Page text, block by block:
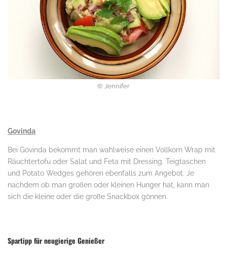
© Jennifer
Govinda
Bei Govinda bekommt man wahlweise einen Vollkorn Wrap mit
Räuchtertofu oder Salat und Feta mit Dressing. Teigtaschen
und Potato Wedges gehören ebenfalls zum Angebot. Je
nachdem ob man großen oder kleinen Hunger hat, kann man
sich die kleine oder die große Snackbox gönnen.
Spartipp für neugierige Genießer